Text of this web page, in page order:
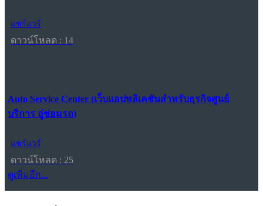
แชร์แวร์
ดาวน์โหลด : 14
Auto Service Center (เว็บแอปพลิเคชันสำหรับธุรกิจศูนย์
บริการ อู่ซ่อมรถ)
แชร์แวร์
ดาวน์โหลด : 25
ดูเพิ่มอีก...